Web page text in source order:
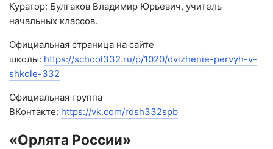
Куратор: Булгаков Владимир Юрьевич, учитель
начальных классов.
Официальная страница на сайте
школы: https://school332.ru/p/1020/dvizhenie-pervyh-v-
shkole-332
Официальная группа
ВКонтакте: https://vk.com/rdsh332spb
«Орлята России»